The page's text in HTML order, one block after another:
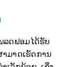
ລດຟອມໄດ້ຮັບ
ມາດເຮັດການ